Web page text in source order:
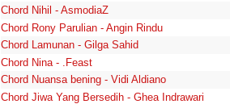
Chord Nihil - AsmodiaZ
Chord Rony Parulian - Angin Rindu
Chord Lamunan - Gilga Sahid
Chord Nina - .Feast
Chord Nuansa bening - Vidi Aldiano
Chord Jiwa Yang Bersedih - Ghea Indrawari